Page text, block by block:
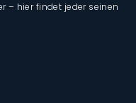
– hier findet jeder seinen